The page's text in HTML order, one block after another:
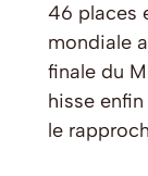
46 places
mondiale
finale du
hisse
le